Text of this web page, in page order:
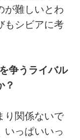
が難しいとわ
もシビアに考
争うライバル
？
り関係ないで
いっぱいいっ